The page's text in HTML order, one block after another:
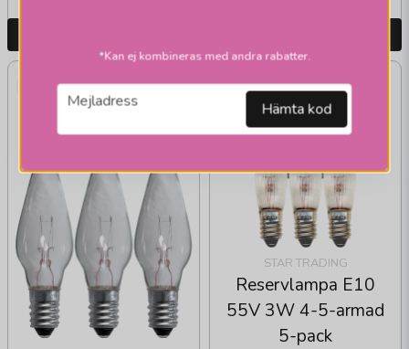
STAR TRADING
Reservlampa E10
55V 3W 4-5-armad
5-pack
*Kan ej kombineras med andra rabatter.
email
Mejladress Hämta kod